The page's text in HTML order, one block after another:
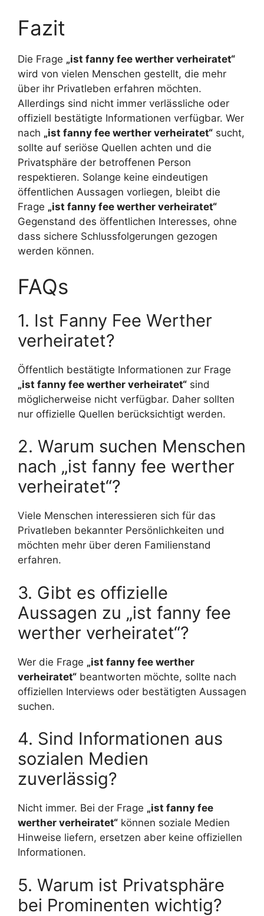
Fazit
Die Frage „ist fanny fee werther verheiratet“
wird von vielen Menschen gestellt, die mehr
über ihr Privatleben erfahren möchten.
Allerdings sind nicht immer verlässliche oder
offiziell bestätigte Informationen verfügbar. Wer
nach „ist fanny fee werther verheiratet“ sucht,
sollte auf seriöse Quellen achten und die
Privatsphäre der betroffenen Person
respektieren. Solange keine eindeutigen
öffentlichen Aussagen vorliegen, bleibt die
Frage „ist fanny fee werther verheiratet“
Gegenstand des öffentlichen Interesses, ohne
dass sichere Schlussfolgerungen gezogen
werden können.
FAQs
1. Ist Fanny Fee Werther
verheiratet?
Öffentlich bestätigte Informationen zur Frage
„ist fanny fee werther verheiratet“ sind
möglicherweise nicht verfügbar. Daher sollten
nur offizielle Quellen berücksichtigt werden.
2. Warum suchen Menschen
nach „ist fanny fee werther
verheiratet“?
Viele Menschen interessieren sich für das
Privatleben bekannter Persönlichkeiten und
möchten mehr über deren Familienstand
erfahren.
3. Gibt es offizielle
Aussagen zu „ist fanny fee
werther verheiratet“?
Wer die Frage „ist fanny fee werther
verheiratet“ beantworten möchte, sollte nach
offiziellen Interviews oder bestätigten Aussagen
suchen.
4. Sind Informationen aus
sozialen Medien
zuverlässig?
Nicht immer. Bei der Frage „ist fanny fee
werther verheiratet“ können soziale Medien
Hinweise liefern, ersetzen aber keine offiziellen
Informationen.
5. Warum ist Privatsphäre
bei Prominenten wichtig?